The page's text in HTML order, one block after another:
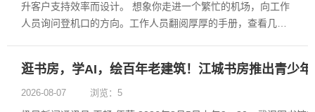
升客户支持效率而设计。 想象你走进一个繁忙的机场，向工作
人员询问登机口的方向。工作人员翻阅厚厚的手册，查看几张
息。 这正是许多依赖企......
逛书房，学AI，绘百年老建筑！江城书房推出青少
2026-08-07 浏览：5